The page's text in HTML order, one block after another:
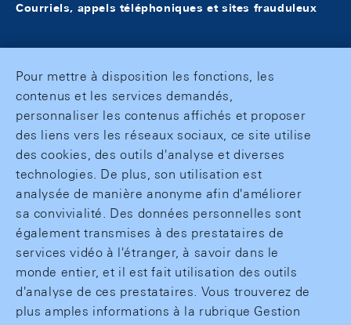
Courriels, appels téléphoniques et sites frauduleux
Pour mettre à disposition les fonctions, les
contenus et les services demandés,
personnaliser les contenus affichés et proposer
des liens vers les réseaux sociaux, ce site utilise
des cookies, des outils d'analyse et diverses
technologies. De plus, son utilisation est
analysée de manière anonyme afin d'améliorer
sa convivialité. Des données personnelles sont
également transmises à des prestataires de
services vidéo à l'étranger, à savoir dans le
monde entier, et il est fait utilisation des outils
d'analyse de ces prestataires. Vous trouverez de
plus amples informations à la rubrique Gestion